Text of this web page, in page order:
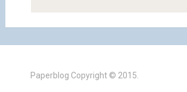
Paperblog Copyright © 2015.